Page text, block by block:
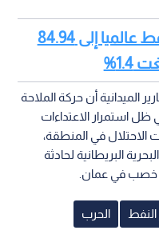
اقرأ أيضا: ارتفاع أسعار النفط عالميا إلى 84.94
الميدانية أن حركة الملاحة
ظل استمرار الاعتداءات
الاحتلال في المنطقة،
البريطانية لحادثة
في عمان.
الحرب